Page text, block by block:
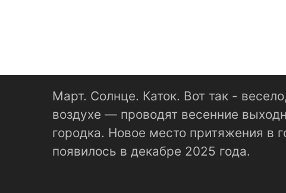
Март. Солнце. Каток. Вот так -
воздухе — проводят весенние
городка. Новое место притяжения в
появилось в декабре 2025 года.